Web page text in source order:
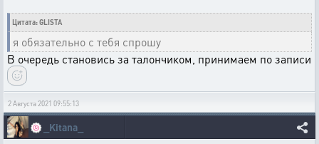
Цитата: GLISTA
я обязательно с тебя спрошу
В очередь становись за талончиком, принимаем по записи
2 Августа 2021 09:55:13
🍥 _Kitana_